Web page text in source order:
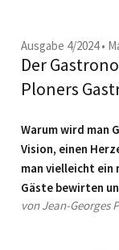
Ausgabe 4/2024•
Der
Ploners
Warum wird man
Vision, einen
man vielleicht ein
Gäste bewirten
von Jean-Georges